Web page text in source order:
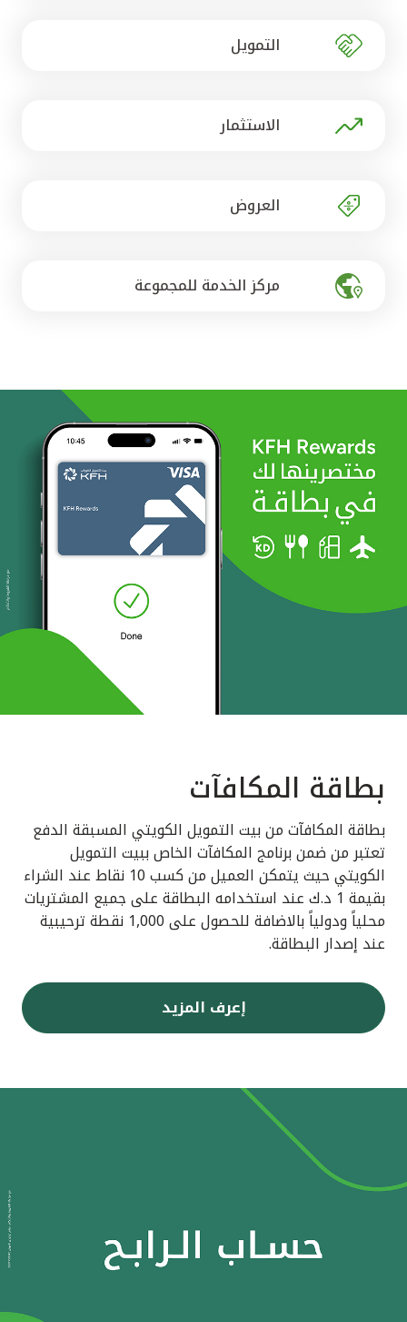
مصر
التمويل
الاستثمار
العروض
مركز الخدمة للمجموعة
بطاقة المكافآت
بطاقة المكافآت من بيت التمويل الكويتي المسبقة الدفع
تعتبر من ضمن برنامج المكافآت الخاص ببيت التمويل
الكويتي حيث يتمكن العميل من كسب 10 نقاط عند الشراء
بقيمة 1 د.ك عند استخدامه البطاقة على جميع المشتريات
محلياً ودولياً بالاضافة للحصول على 1,000 نقطة ترحيبية
عند إصدار البطاقة.
إعرف المزيد